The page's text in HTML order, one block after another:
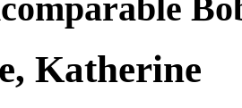
Katherine